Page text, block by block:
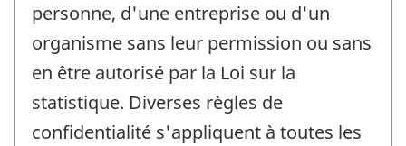
personne, d'une entreprise ou d'un
organisme sans leur permission ou sans
en être autorisé par la Loi sur la
statistique. Diverses règles de
confidentialité s'appliquent à toutes les